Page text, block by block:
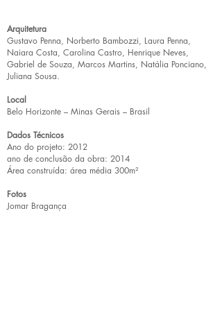
Arquitetura
Gustavo Penna, Norberto Bambozzi, Laura Penna,
Naiara Costa, Carolina Castro, Henrique Neves,
Gabriel de Souza, Marcos Martins, Natália Ponciano,
Juliana Sousa.
Local
Belo Horizonte – Minas Gerais – Brasil
Dados Técnicos
Ano do projeto: 2012
ano de conclusão da obra: 2014
Área construída: área média 300m²
Fotos
Jomar Bragança